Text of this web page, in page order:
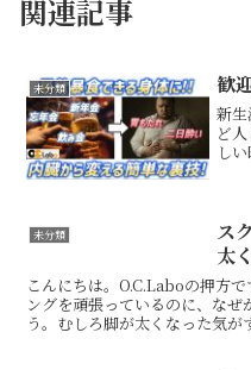
関連記事
未分類 歓
新
ど
し
大
未分類
ス
太
こんにちは。O.C.Laboの押方
ングを頑張っているのに、な
う。むしろ脚が太くなった気